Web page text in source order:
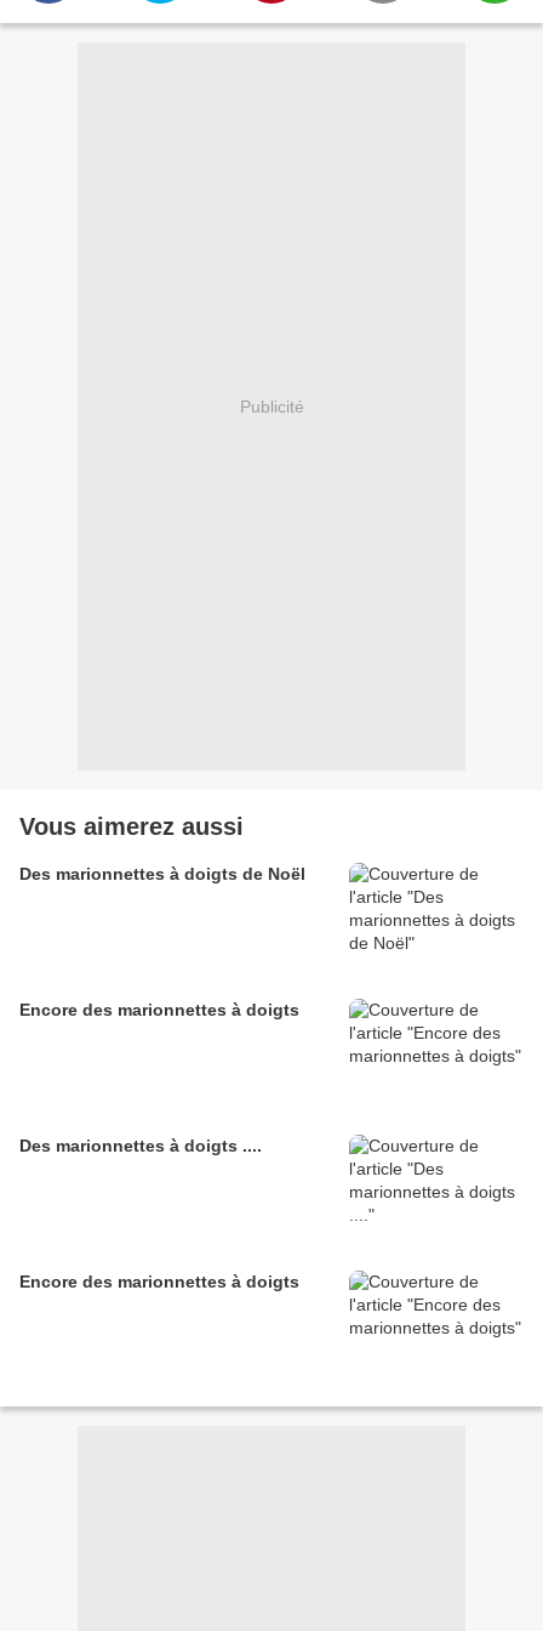
Publicité
Vous aimerez aussi
Des marionnettes à doigts de Noël
Encore des marionnettes à doigts
Des marionnettes à doigts ....
Encore des marionnettes à doigts